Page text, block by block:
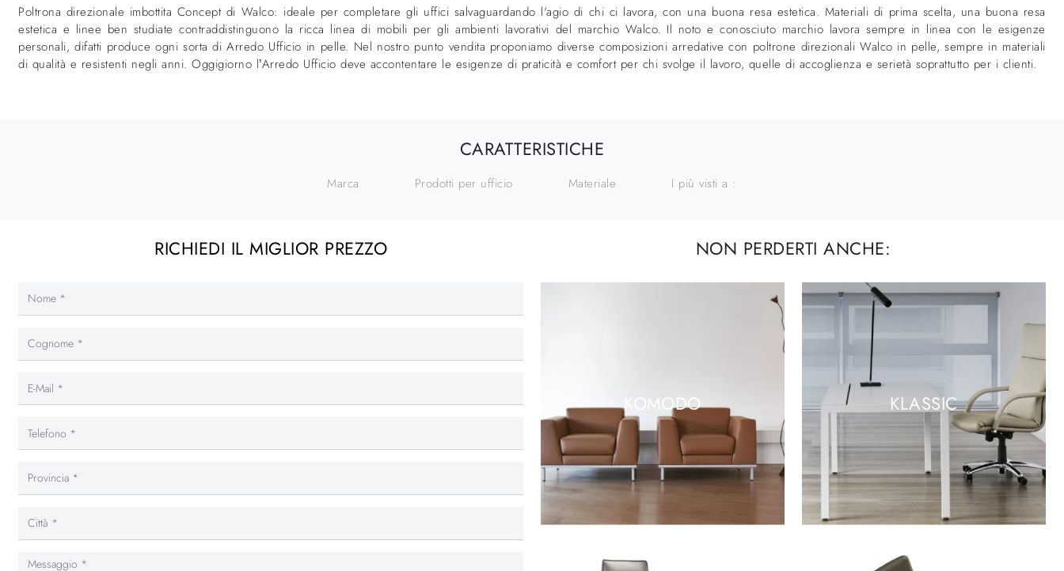
Poltrona direzionale imbottita Concept di Walco: ideale per completare gli uffici salvaguardando l'agio di chi ci lavora, con una buona resa estetica. Materiali di prima scelta, una buona resa
estetica e linee ben studiate contraddistinguono la ricca linea di mobili per gli ambienti lavorativi del marchio Walco. Il noto e conosciuto marchio lavora sempre in linea con le esigenze
personali, difatti produce ogni sorta di Arredo Ufficio in pelle. Nel nostro punto vendita proponiamo diverse composizioni arredative con poltrone direzionali Walco in pelle, sempre in materiali
di qualità e resistenti negli anni. Oggigiorno l’Arredo Ufficio deve accontentare le esigenze di praticità e comfort per chi svolge il lavoro, quelle di accoglienza e serietà soprattutto per i clienti.
CARATTERISTICHE
Marca Prodotti per ufficio Materiale I più visti a :
RICHIEDI IL MIGLIOR PREZZO NON PERDERTI ANCHE:
KOMODO KLASSIC